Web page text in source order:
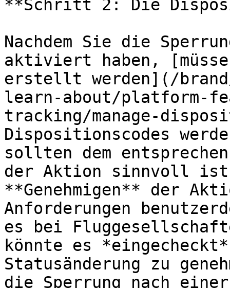
**Schritt 2: Die
Nachdem Sie die
aktiviert haben,
erstellt werden](/
learn-about/platform-
tracking/manage-
Dispositionscodes
sollten dem
der Aktion sinnvoll ist.
**Genehmigen** der
Anforderungen
es bei
könnte es
Statusänderung zu
die Sperrung nach